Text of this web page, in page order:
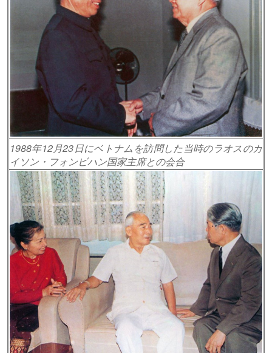
1988年12月23日にベトナムを訪問した当時のラオスのカ
イソン・フォンビハン国家主席との会合